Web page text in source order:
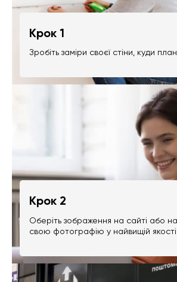
Крок 1
Зробіть заміри своєї стіни, куди
Крок 2
Оберіть зображення на сайті або
свою фотографію у найвищій якості